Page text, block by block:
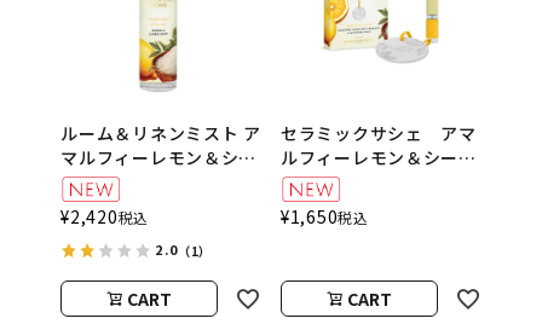
ルーム＆リネンミスト ア
マルフィーレモン＆シー
ソルト 100ml The
Scented Home by
Ashleigh＆Burwood
¥2,420税込
2.0 （1）
CART
セラミックサシェ アマ
ルフィーレモン＆シーソ
ルト The Scented
Home by Ashleigh＆
Burwood
¥1,650税込
CART